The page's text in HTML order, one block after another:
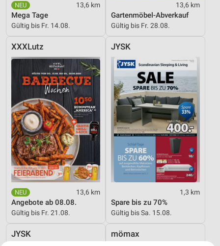
13,6 km
Mega Tage
Gültig bis Fr. 14.08.
13,6 km
Gartenmöbel-Abverkauf
Gültig bis Fr. 28.08.
XXXLutz
13,6 km
Angebote ab 08.08.
Gültig bis Fr. 21.08.
JYSK
1,3 km
Spare bis zu 70%
Gültig bis Sa. 15.08.
JYSK mömax